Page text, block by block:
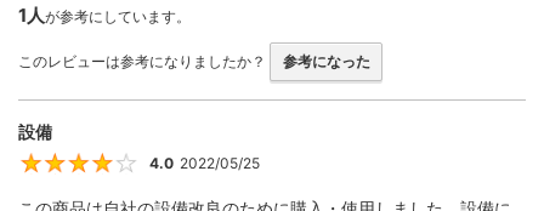
1人が参考にしています。
このレビューは参考になりましたか？ 参考になった
設備
4
4.0 2022/05/25